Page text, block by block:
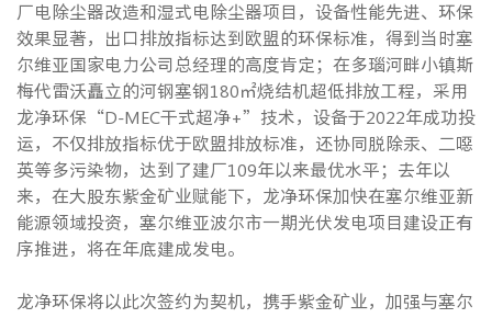
厂电除尘器改造和湿式电除尘器项目，设备性能先进、环保
效果显著，出口排放指标达到欧盟的环保标准，得到当时塞
尔维亚国家电力公司总经理的高度肯定；在多瑙河畔小镇斯
梅代雷沃矗立的河钢塞钢180㎡烧结机超低排放工程，采用
龙净环保“D-MEC干式超净+”技术，设备于2022年成功投
运，不仅排放指标优于欧盟排放标准，还协同脱除汞、二噁
英等多污染物，达到了建厂109年以来最优水平；去年以
来，在大股东紫金矿业赋能下，龙净环保加快在塞尔维亚新
能源领域投资，塞尔维亚波尔市一期光伏发电项目建设正有
序推进，将在年底建成发电。
龙净环保将以此次签约为契机，携手紫金矿业，加强与塞尔